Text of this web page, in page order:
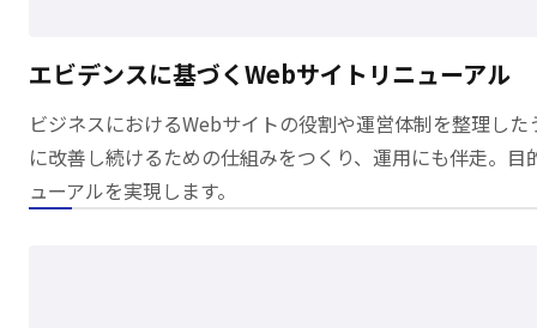
エビデンスに基づくWebサイトリニューアル
ビジネスにおけるWebサイトの役割や運営体制を整理し
に改善し続けるための仕組みをつくり、運用にも伴走。目
ューアルを実現します。